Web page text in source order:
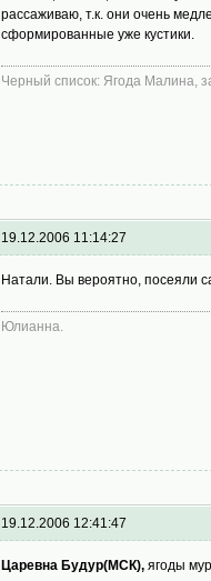
рассаживаю, т.к. они очень
сформированные уже кустики.
Черный список: Ягода Малина,
19.12.2006 11:14:27
Натали. Вы вероятно, посеяли
Юлианна.
19.12.2006 12:41:47
Царевна Будур(МСК), ягоды